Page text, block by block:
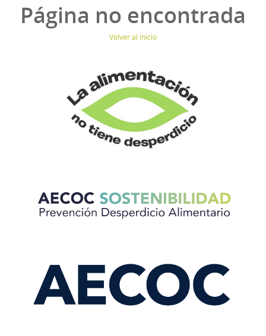
Página no encontrada
Volver al inicio